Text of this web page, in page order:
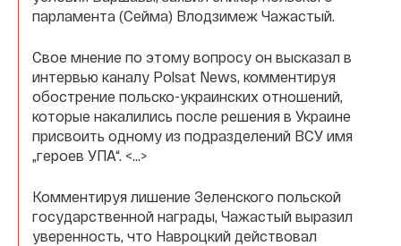
парламента (Сейма) Влодзимеж Чажастый.
Свое мнение по этому вопросу он высказал в
интервью каналу Polsat News, комментируя
обострение польско-украинских отношений,
которые накалились после решения в Украине
присвоить одному из подразделений ВСУ имя
„героев УПА“. <…>
Комментируя лишение Зеленского польской
государственной награды, Чажастый выразил
уверенность, что Навроцкий действовал